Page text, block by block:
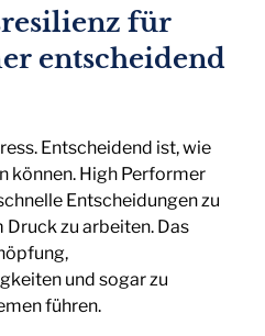
für
entscheidend
Entscheidend ist, wie
können. High Performer
Entscheidungen zu
zu arbeiten. Das
und sogar zu
führen.